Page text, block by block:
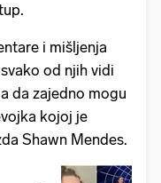
i mišljenja
od njih vidi
da zajedno mogu
kojoj je
Shawn Mendes.